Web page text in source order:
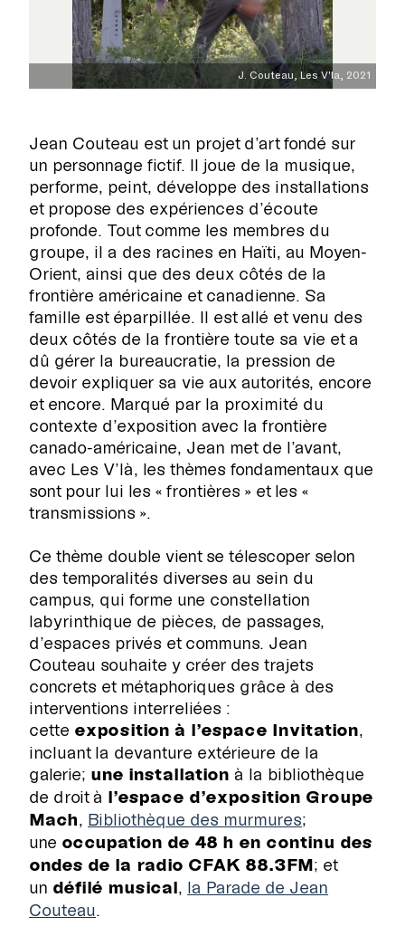
RECHERCHE
J. Couteau, Les V'la, 2021
Jean Couteau est un projet d’art fondé sur
un personnage fictif. Il joue de la musique,
performe, peint, développe des installations
et propose des expériences d’écoute
profonde. Tout comme les membres du
groupe, il a des racines en Haïti, au Moyen-
Orient, ainsi que des deux côtés de la
frontière américaine et canadienne. Sa
famille est éparpillée. Il est allé et venu des
deux côtés de la frontière toute sa vie et a
dû gérer la bureaucratie, la pression de
devoir expliquer sa vie aux autorités, encore
et encore. Marqué par la proximité du
contexte d’exposition avec la frontière
canado-américaine, Jean met de l’avant,
avec Les V’là, les thèmes fondamentaux que
sont pour lui les « frontières » et les «
transmissions ».
Ce thème double vient se télescoper selon
des temporalités diverses au sein du
campus, qui forme une constellation
labyrinthique de pièces, de passages,
d’espaces privés et communs. Jean
Couteau souhaite y créer des trajets
concrets et métaphoriques grâce à des
interventions interreliées :
cette exposition à l’espace Invitation,
incluant la devanture extérieure de la
galerie; une installation à la bibliothèque
de droit à l’espace d’exposition Groupe
Mach, Bibliothèque des murmures;
une occupation de 48 h en continu des
ondes de la radio CFAK 88.3FM; et
un défilé musical, la Parade de Jean
Couteau.